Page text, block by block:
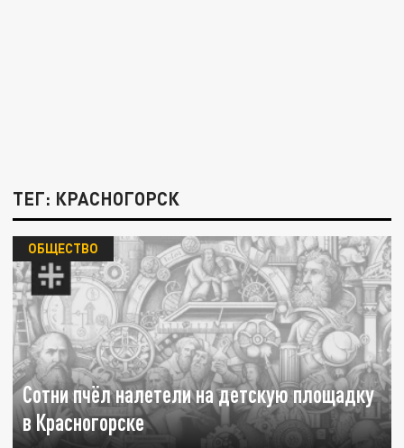
ТЕГ: КРАСНОГОРСК
Сотни пчёл налетели на детскую площадку
в Красногорске
ОБЩЕСТВО